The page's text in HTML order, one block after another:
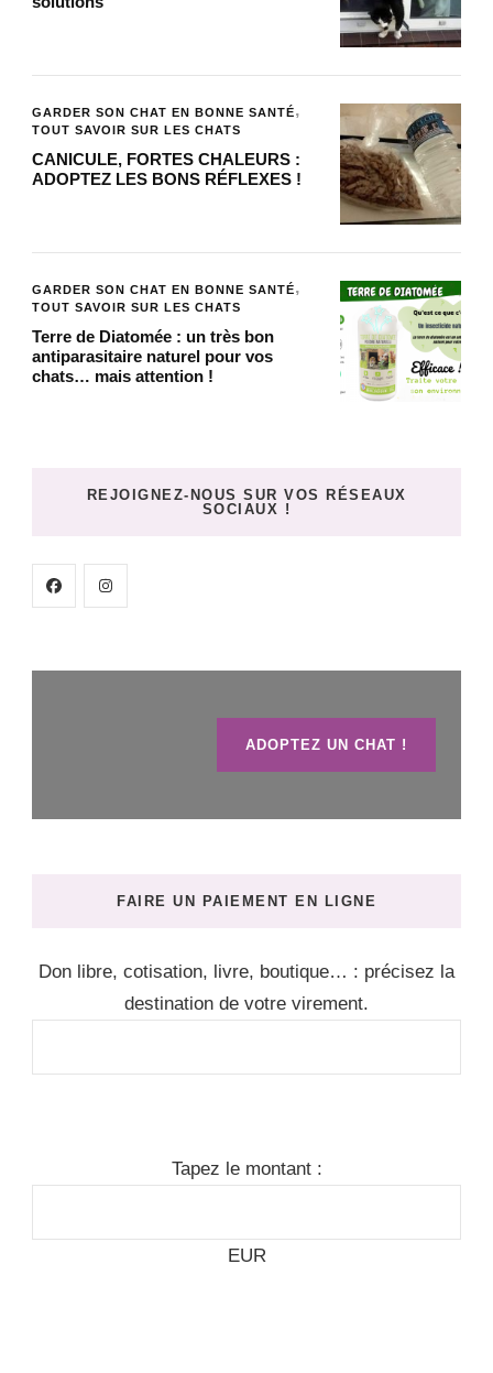
GARDER SON CHAT EN BONNE SANTÉ
TOUT SAVOIR SUR LES CHATS
CANICULE, FORTES CHALEURS :
ADOPTEZ LES BONS RÉFLEXES !
GARDER SON CHAT EN BONNE SANTÉ
TOUT SAVOIR SUR LES CHATS
Terre de Diatomée : un très bon
antiparasitaire naturel pour vos
chats… mais attention !
REJOIGNEZ-NOUS SUR VOS RÉSEAUX
SOCIAUX !
ADOPTEZ UN CHAT !
FAIRE UN PAIEMENT EN LIGNE
Don libre, cotisation, livre, boutique… : précisez la
destination de votre virement.
Tapez le montant :
EUR